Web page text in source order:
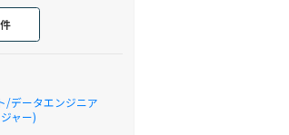
件
/データエンジニア
ャー)